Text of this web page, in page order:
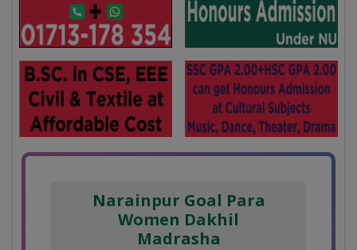
Narainpur Goal Para
Women Dakhil
Madrasha